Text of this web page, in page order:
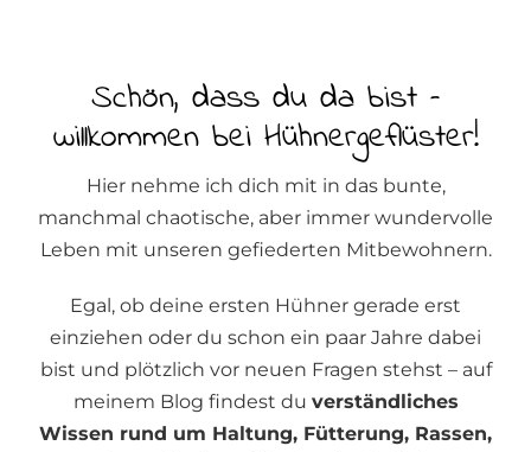
Schön, dass du da bist –
willkommen bei Hühnergeflüster!
Hier nehme ich dich mit in das bunte,
manchmal chaotische, aber immer wundervolle
Leben mit unseren gefiederten Mitbewohnern.
Egal, ob deine ersten Hühner gerade erst
einziehen oder du schon ein paar Jahre dabei
bist und plötzlich vor neuen Fragen stehst – auf
meinem Blog findest du verständliches
Wissen rund um Haltung, Fütterung, Rassen,